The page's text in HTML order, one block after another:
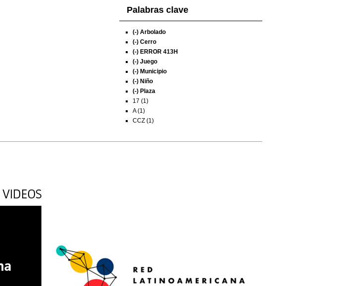
Palabras clave
(-) Arbolado
(-) Cerro
(-) ERROR 413H
(-) Juego
(-) Municipio
(-) Niño
(-) Plaza
17 (1)
A (1)
CCZ (1)